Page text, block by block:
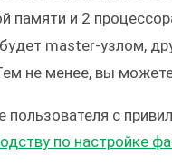
памяти и 2
master-узлом,
не менее, вы
пользователя с
по настройке